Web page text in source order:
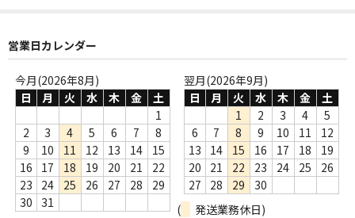
Webのみ no.3
Webのみ no.4
Help
送料
営業日カレンダー
今月(2026年8月)
日
月 火 水 木 金
土
1
2
3 4 5 6 7
8
9
10 11 12 13 14
15
16
17 18 19 20 21
22
23
24 25 26 27 28
29
30
31
翌月(2026年9月)
日
月 火 水 木 金
土
1
2 3 4
5
6
7 8 9 10 11
12
13
14 15 16 17 18
19
20
21 22 23 24 25
26
27
28 29
30
(
発送業務休日)